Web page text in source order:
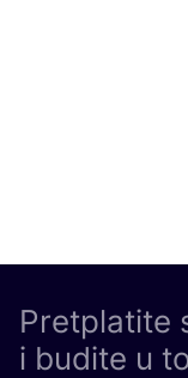
Pretplatite
i budite u